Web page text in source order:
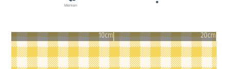
Merken
10cm 20cm